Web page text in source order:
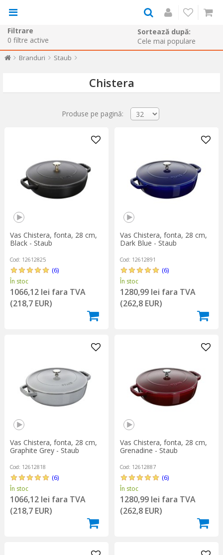
Filtrare
0 filtre active
Sortează după:
Branduri Staub
Chistera
Produse pe pagină:
Vas Chistera, fonta, 28 cm,
Black - Staub
Cod: 12612825
(6)
În stoc
1066,12 lei fara TVA
(218,7 EUR)
Vas Chistera, fonta, 28 cm,
Dark Blue - Staub
Cod: 12612891
(6)
În stoc
1280,99 lei fara TVA
(262,8 EUR)
Vas Chistera, fonta, 28 cm,
Graphite Grey - Staub
Cod: 12612818
(6)
În stoc
1066,12 lei fara TVA
(218,7 EUR)
Vas Chistera, fonta, 28 cm,
Grenadine - Staub
Cod: 12612887
(6)
În stoc
1280,99 lei fara TVA
(262,8 EUR)